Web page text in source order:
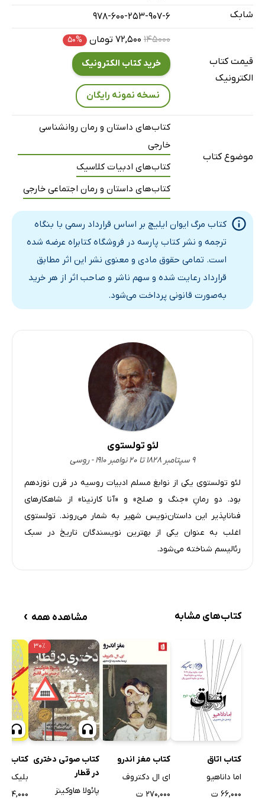
شابک
978-600-253-907-6
قیمت کتاب
الکترونیک
۱۴۵۰۰۰ ۷۲,۵۰۰ تومان ۵۰%
خرید کتاب الکترونیک
نسخه نمونه رایگان
موضوع کتاب
کتاب‌های داستان و رمان روانشناسی
خارجی
کتاب‌های ادبیات کلاسیک
کتاب‌های داستان و رمان اجتماعی خارجی
کتاب مرگ ایوان ایلیچ بر اساس قرارداد رسمی با بنگاه
ترجمه و نشر کتاب پارسه در فروشگاه کتابراه عرضه شده
است. تمامی حقوق مادی و معنوی نشر این اثر مطابق
قرارداد رعایت شده و سهم ناشر و صاحب اثر از هر خرید
به‌صورت قانونی پرداخت می‌شود.
لئو تولستوی
۹ سپتامبر ۱۸۲۸ تا ۲۰ نوامبر ۱۹۱۰ - روسی
لئو تولستوی یکی از نوابغ مسلم ادبیات روسیه در قرن نوزدهم
بود. دو رمانِ «جنگ و صلح» و «آنا کارنینا» از شاهکارهای
فناناپذیر این داستان‌نویس شهیر به شمار می‌روند. تولستوی
اغلب به عنوان یکی از بهترین نویسندگان تاریخ در سبک
رئالیسم شناخته می‌شود.
کتاب‌های مشابه مشاهده همه ›
کتاب اتاق
اما داناهیو
۶۶,۰۰۰ ت
کتاب مغز اندرو
ای ال دکتروف
۲۷۰,۰۰۰ ت
۳۰٪
کتاب صوتی دختری
در قطار
پائولا هاوکینز
کتاب
بلیک
۲۶۴,۰۰۰ ت